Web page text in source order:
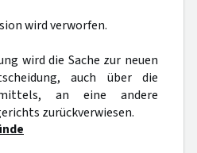
wird verworfen.
wird die Sache zur neuen
auch über die
an eine andere
zurückverwiesen.